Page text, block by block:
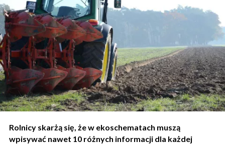
Rolnicy skarżą się, że w ekoschematach muszą
wpisywać nawet 10 różnych informacji dla każdej